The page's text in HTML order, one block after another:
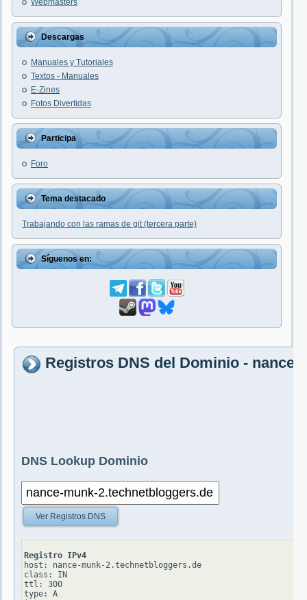
Webmasters
Descargas
Manuales y Tutoriales
Textos - Manuales
E-Zines
Fotos Divertidas
Participa
Foro
Tema destacado
Trabajando con las ramas de git (tercera parte)
Síguenos en:
Registros DNS del Dominio -
DNS Lookup Dominio
Ver Registros DNS
Registro IPv4
host: nance-munk-2.technetbloggers.de
class: IN
ttl: 300
type: A